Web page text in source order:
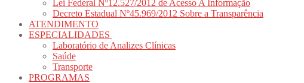
Lei Federal Nº12.527/2012 de Acesso A Informação
Decreto Estadual Nº45.969/2012 Sobre a Transparência
ATENDIMENTO
ESPECIALIDADES
Laboratório de Analizes Clínicas
Saúde
Transporte
PROGRAMAS